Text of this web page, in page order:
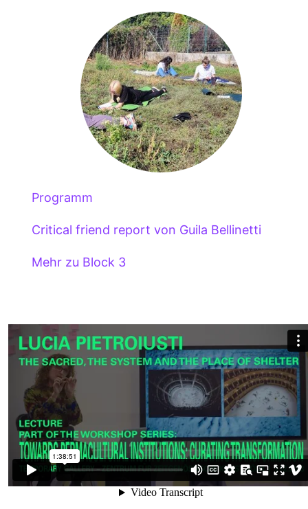
Programm
Critical friend report von Guila Bellinetti
Mehr zu Block 3